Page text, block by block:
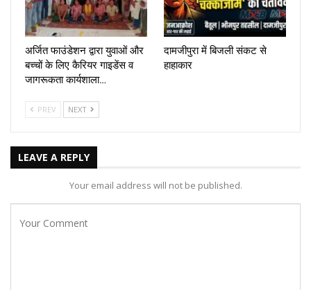
अर्जित फाउंडेशन द्वारा युवाओं और
बच्चों के लिए कैरियर गाइडेंस व
जागरूकता कार्यशाला…
दामजीपुरा में बिजली संकट से
हाहाकार
PREV NEXT
LEAVE A REPLY
Your email address will not be published.